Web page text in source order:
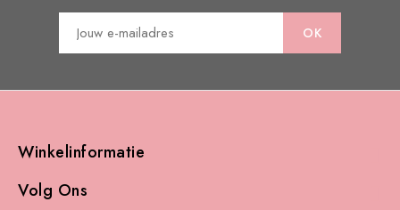
Winkelinformatie
Volg Ons